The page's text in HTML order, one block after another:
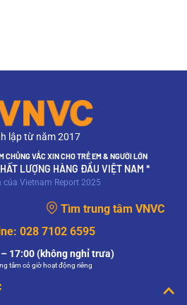
lập từ năm 2017
CHỦNG VẮC XIN CHO TRẺ EM & NGƯỜI LỚN
LƯỢNG HÀNG ĐẦU VIỆT NAM *
của Vietnam Report 2025
Tìm trung tâm VNVC
028 7102 6595
17:00 (không nghỉ trưa)
tâm có giờ hoạt động riêng